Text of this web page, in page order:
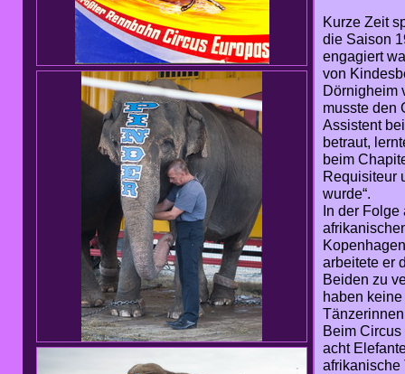
Kurze Zeit
die Saison
engagiert
von
Dörnigheim
musste den
Assistent
betraut,
beim
Requisiteur
wurde“.
In der
arbeitete er
Beiden zu
haben
Beim
acht
afrikanische